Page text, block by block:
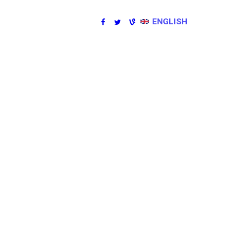
ENGLISH